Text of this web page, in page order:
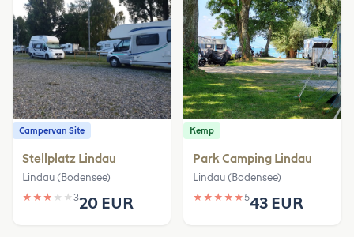
Campervan Site
Stellplatz Lindau
Lindau (Bodensee)
★ ★ ★ ★ ★ 320 EUR
Kemp
Park Camping Lindau
Lindau (Bodensee)
★ ★ ★ ★ ★543 EUR